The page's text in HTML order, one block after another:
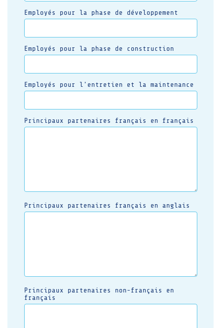
Employés pour la phase de développement
Employés pour la phase de construction
Employés pour l'entretien et la maintenance
Principaux partenaires français en français
Principaux partenaires français en anglais
Principaux partenaires non-français en
français